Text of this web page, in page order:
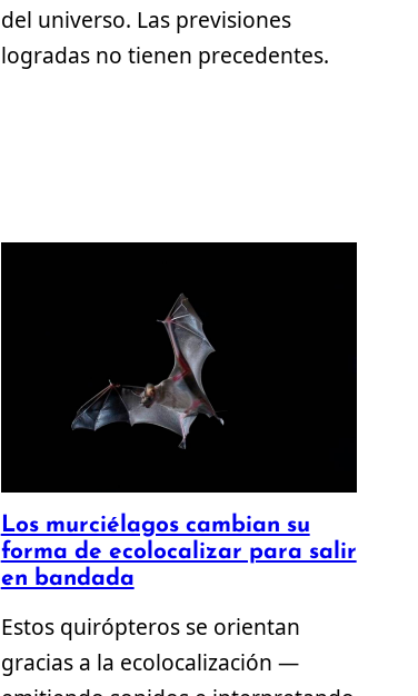
del universo. Las previsiones
logradas no tienen precedentes.
Los murciélagos cambian su
forma de ecolocalizar para salir
en bandada
Estos quirópteros se orientan
gracias a la ecolocalización —